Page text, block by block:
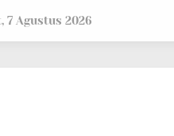
7 Agustus 2026